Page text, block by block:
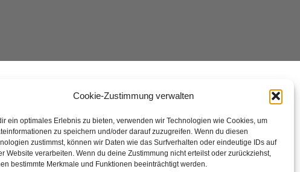
Cookie-Zustimmung verwalten
ein optimales Erlebnis zu bieten, verwenden wir Technologien wie Cookies, um
zu speichern und/oder darauf zuzugreifen. Wenn du diesen
zustimmst, können wir Daten wie das Surfverhalten oder eindeutige IDs auf
Website verarbeiten. Wenn du deine Zustimmung nicht erteilst oder zurückziehst,
bestimmte Merkmale und Funktionen beeinträchtigt werden.